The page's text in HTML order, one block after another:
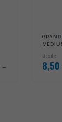
Desde
8,50